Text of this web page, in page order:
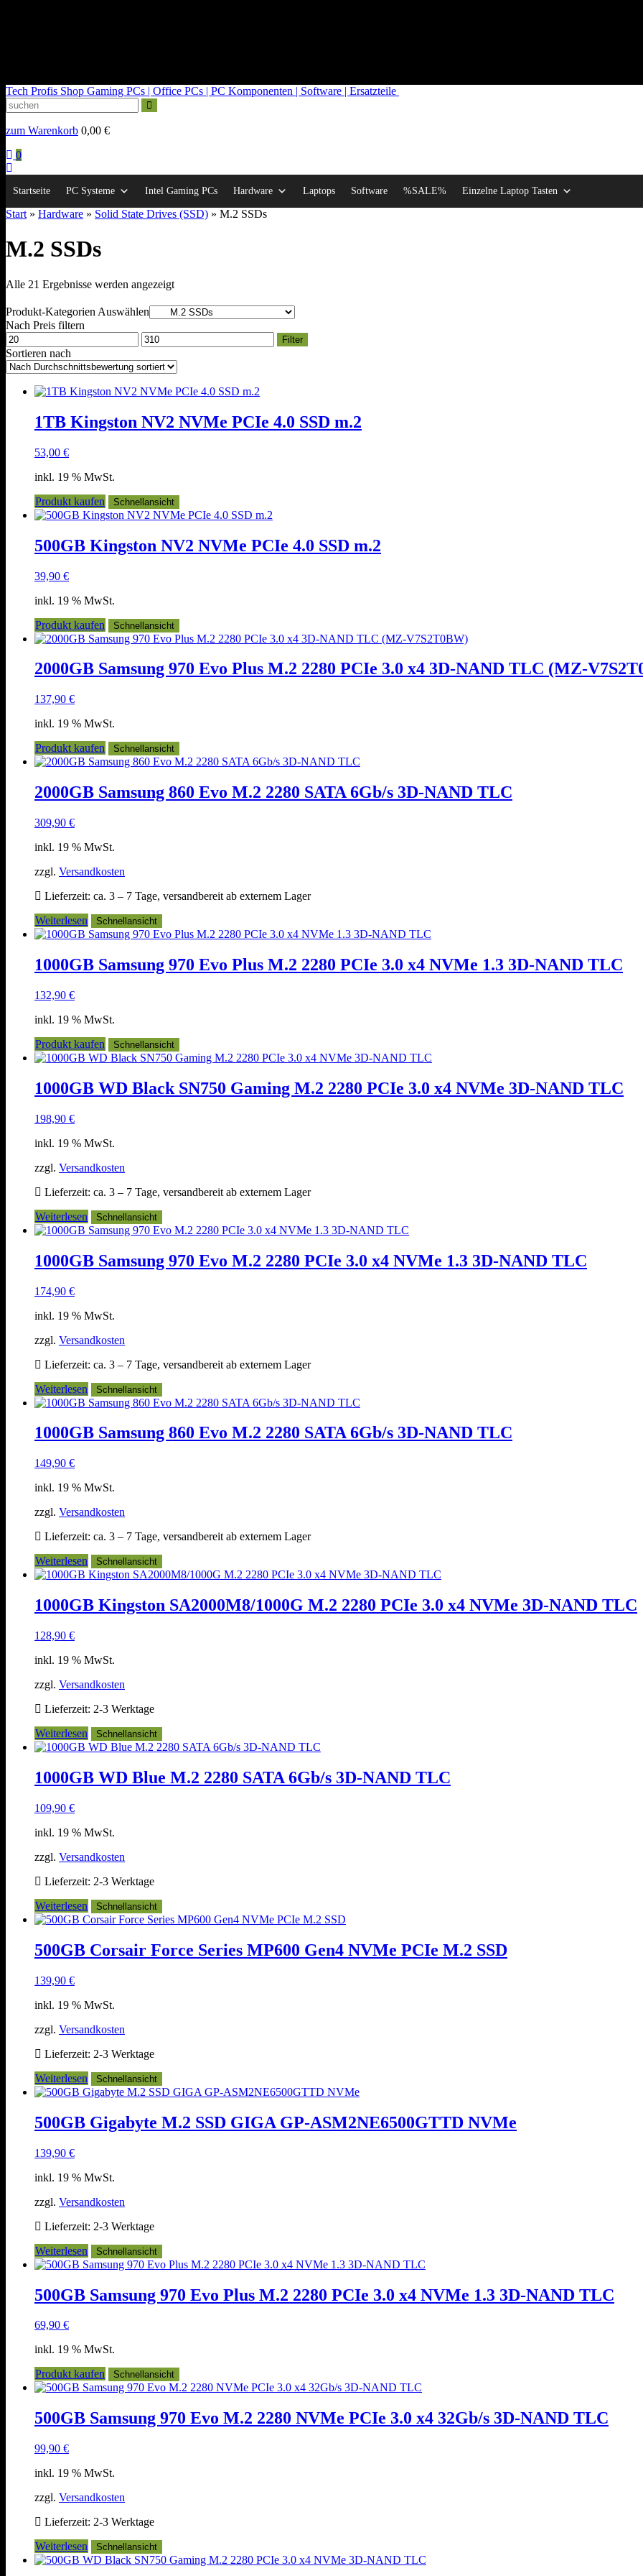
Tech Profis Shop Gaming PCs | Office PCs | PC Komponenten | Software | Ersatzteile
zum Warenkorb 0,00 €
0
Startseite PC Systeme Intel Gaming PCs Hardware Laptops Software %SALE% Einzelne Laptop Tasten
Start » Hardware » Solid State Drives (SSD) » M.2 SSDs
M.2 SSDs
Alle 21 Ergebnisse werden angezeigtNach
sortiert
Produkt-Kategorien Auswählen
Nach Preis filtern
Min.
Preis
Max.
Preis
Filter
Sortieren nach
1TB Kingston NV2 NVMe PCIe 4.0 SSD m.2
53,00 €
inkl. 19 % MwSt.
Produkt kaufen
Schnellansicht
500GB Kingston NV2 NVMe PCIe 4.0 SSD m.2
39,90 €
inkl. 19 % MwSt.
Produkt kaufen
Schnellansicht
2000GB Samsung 970 Evo Plus M.2 2280 PCIe 3.0 x4 3D-NAND TLC (MZ-
137,90 €
inkl. 19 % MwSt.
Produkt kaufen
Schnellansicht
2000GB Samsung 860 Evo M.2 2280 SATA 6Gb/s 3D-NAND TLC
309,90 €
inkl. 19 % MwSt.
zzgl. Versandkosten
Lieferzeit: ca. 3 – 7 Tage, versandbereit ab externem Lager
Weiterlesen
Schnellansicht
1000GB Samsung 970 Evo Plus M.2 2280 PCIe 3.0 x4 NVMe 1.3 3D-NAND TLC
132,90 €
inkl. 19 % MwSt.
Produkt kaufen
Schnellansicht
1000GB WD Black SN750 Gaming M.2 2280 PCIe 3.0 x4 NVMe 3D-NAND TLC
198,90 €
inkl. 19 % MwSt.
zzgl. Versandkosten
Lieferzeit: ca. 3 – 7 Tage, versandbereit ab externem Lager
Weiterlesen
Schnellansicht
1000GB Samsung 970 Evo M.2 2280 PCIe 3.0 x4 NVMe 1.3 3D-NAND TLC
174,90 €
inkl. 19 % MwSt.
zzgl. Versandkosten
Lieferzeit: ca. 3 – 7 Tage, versandbereit ab externem Lager
Weiterlesen
Schnellansicht
1000GB Samsung 860 Evo M.2 2280 SATA 6Gb/s 3D-NAND TLC
149,90 €
inkl. 19 % MwSt.
zzgl. Versandkosten
Lieferzeit: ca. 3 – 7 Tage, versandbereit ab externem Lager
Weiterlesen
Schnellansicht
1000GB Kingston SA2000M8/1000G M.2 2280 PCIe 3.0 x4 NVMe 3D-NAND TLC
128,90 €
inkl. 19 % MwSt.
zzgl. Versandkosten
Lieferzeit: 2-3 Werktage
Weiterlesen
Schnellansicht
1000GB WD Blue M.2 2280 SATA 6Gb/s 3D-NAND TLC
109,90 €
inkl. 19 % MwSt.
zzgl. Versandkosten
Lieferzeit: 2-3 Werktage
Weiterlesen
Schnellansicht
500GB Corsair Force Series MP600 Gen4 NVMe PCIe M.2 SSD
139,90 €
inkl. 19 % MwSt.
zzgl. Versandkosten
Lieferzeit: 2-3 Werktage
Weiterlesen
Schnellansicht
500GB Gigabyte M.2 SSD GIGA GP-ASM2NE6500GTTD NVMe
139,90 €
inkl. 19 % MwSt.
zzgl. Versandkosten
Lieferzeit: 2-3 Werktage
Weiterlesen
Schnellansicht
500GB Samsung 970 Evo Plus M.2 2280 PCIe 3.0 x4 NVMe 1.3 3D-NAND TLC
69,90 €
inkl. 19 % MwSt.
Produkt kaufen
Schnellansicht
500GB Samsung 970 Evo M.2 2280 NVMe PCIe 3.0 x4 32Gb/s 3D-NAND TLC
99,90 €
inkl. 19 % MwSt.
zzgl. Versandkosten
Lieferzeit: 2-3 Werktage
Weiterlesen
Schnellansicht